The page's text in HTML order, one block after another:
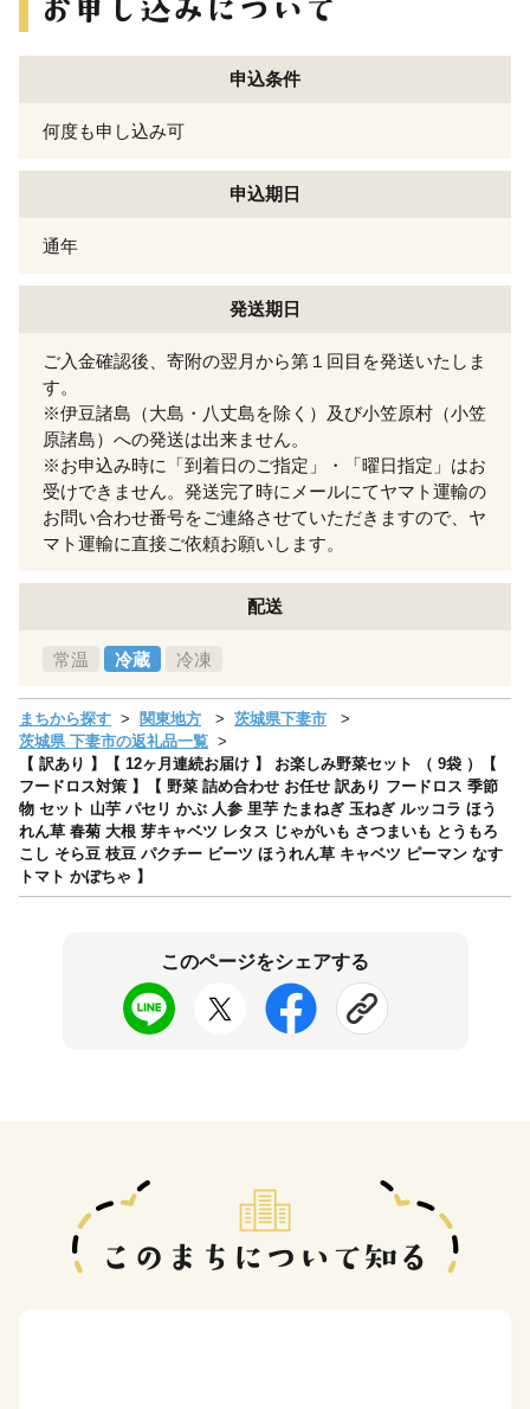
申込条件
何度も申し込み可
申込期日
通年
発送期日
ご入金確認後、寄附の翌月から第１回目を発送いたしま
す。
※伊豆諸島（大島・八丈島を除く）及び小笠原村（小笠
原諸島）への発送は出来ません。
※お申込み時に「到着日のご指定」・「曜日指定」はお
受けできません。発送完了時にメールにてヤマト運輸の
お問い合わせ番号をご連絡させていただきますので、ヤ
マト運輸に直接ご依頼お願いします。
配送
常温 冷蔵 冷凍
まちから探す 関東地方
茨城県下妻市
茨城県 下妻市の返礼品一覧
【 訳あり 】【 12ヶ月連続お届け 】 お楽しみ野菜セット （ 9袋 ）【
フードロス対策 】【 野菜 詰め合わせ お任せ 訳あり フードロス 季節
物 セット 山芋 パセリ かぶ 人参 里芋 たまねぎ 玉ねぎ ルッコラ ほう
れん草 春菊 大根 芽キャベツ レタス じゃがいも さつまいも とうもろ
こし そら豆 枝豆 パクチー ビーツ ほうれん草 キャベツ ピーマン なす
トマト かぼちゃ 】
このページをシェアする